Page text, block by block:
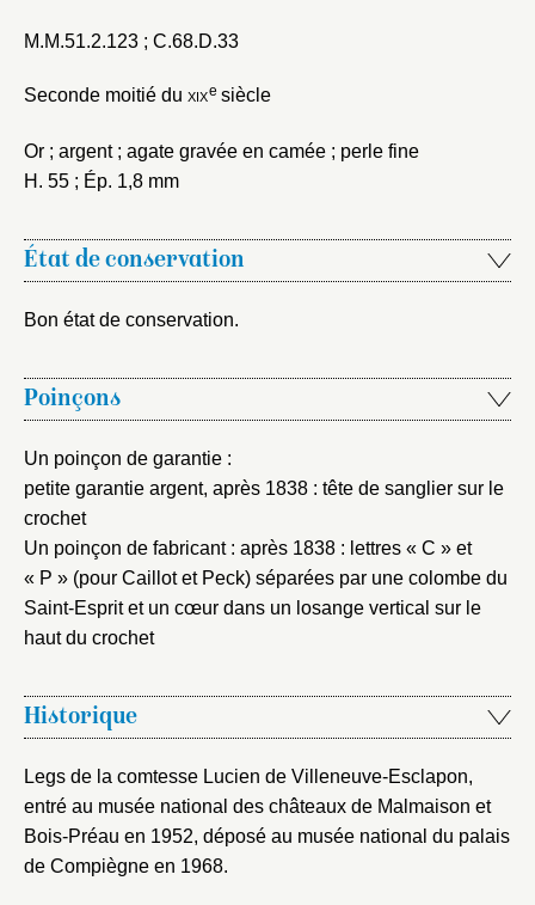
M.M.51.2.123 ; C.68.D.33
Seconde moitié du xixe siècle
Or ; argent ; agate gravée en camée ; perle fine
H. 55 ; Ép. 1,8 mm
État de conservation
Bon état de conservation.
Poinçons
Un poinçon de garantie :
petite garantie argent, après 1838 : tête de sanglier sur le
crochet
Un poinçon de fabricant : après 1838 : lettres « C » et
« P » (pour Caillot et Peck) séparées par une colombe du
Saint-Esprit et un cœur dans un losange vertical sur le
haut du crochet
Historique
Legs de la comtesse Lucien de Villeneuve-Esclapon,
entré au musée national des châteaux de Malmaison et
Bois-Préau en 1952, déposé au musée national du palais
de Compiègne en 1968.
Fermer
Choix du dossier où ajouter la
notice
Nom du dossier
Valider
Nouveau dossier
Créer et ajouter
Fermer
Connexion
Courriel
Mot de passe
Envoyer
Vous avez oublié votre mot de passe ?Cliquez ici